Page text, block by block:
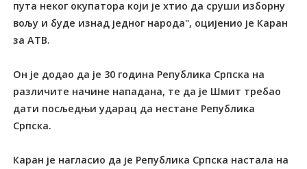
пута неког окупатора који је хтио да сруши изборну
вољу и буде изнад једног народа", оцијенио је Каран
за АТВ.
Он је додао да је 30 година Република Српска на
различите начине нападана, те да је Шмит требао
дати посљедњи ударац да нестане Република
Српска.
Каран је нагласио да је Република Српска настала на